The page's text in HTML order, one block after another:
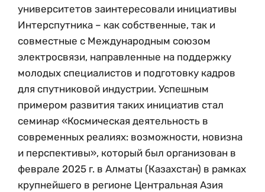
университетов заинтересовали инициативы
Интерспутника – как собственные, так и
совместные с Международным союзом
электросвязи, направленные на поддержку
молодых специалистов и подготовку кадров
для спутниковой индустрии. Успешным
примером развития таких инициатив стал
семинар «Космическая деятельность в
современных реалиях: возможности, новизна
и перспективы», который был организован в
феврале 2025 г. в Алматы (Казахстан) в рамках
крупнейшего в регионе Центральная Азия